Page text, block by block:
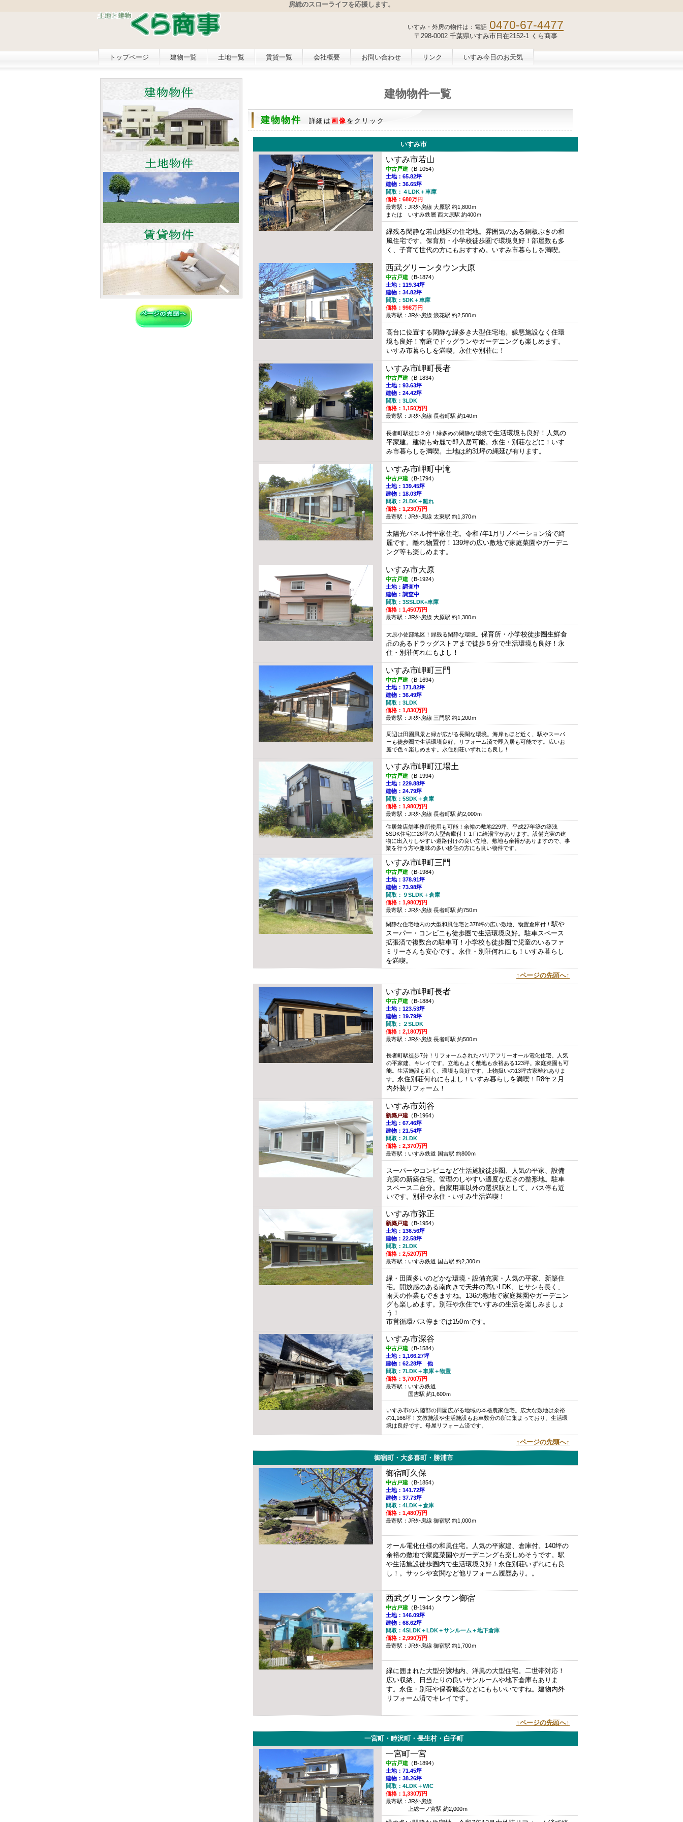
房総のスローライフを応援します。
いすみ・外房の物件は：電話 0470-67-4477
〒298-0002 千葉県いすみ市日在2152-1 くら商事
建物物件一覧
建物物件 詳細は画像をクリック
いすみ市
いすみ市若山
中古戸建 （B-1054）
土地：65.82坪
建物：36.65坪
間取：４LDK＋車庫
価格：680万円
最寄駅：JR外房線 大原駅 約1,800ｍ
または いすみ鉄層 西大原駅 約400ｍ
緑残る閑静な若山地区の住宅地。雰囲気のある銅板ぶきの和
風住宅です。保育所・小学校徒歩圏で環境良好！部屋数も多
く、子育て世代の方にもおすすめ。いすみ市暮らしを満喫。
西武グリーンタウン大原
中古戸建 （B-1874）
土地：119.34坪
建物：34.82坪
間取：5DK＋車庫
価格：998万円
最寄駅：JR外房線 浪花駅 約2,500ｍ
高台に位置する閑静な緑多き大型住宅地。嫌悪施設なく住環
境も良好！南庭でドッグランやガーデニングも楽しめます。
いすみ市暮らしを満喫。永住や別荘に！
いすみ市岬町長者
中古戸建 （B-1834）
土地：93.63坪
建物：24.42坪
間取：3LDK
価格：1,150万円
最寄駅：JR外房線 長者町駅 約140ｍ
長者町駅徒歩２分！緑多めの閑静な環境で生活環境も良好！人気の
平家建。建物も奇麗で即入居可能。永住・別荘などに！いす
み市暮らしを満喫。土地は約31坪の縄延び有ります。
いすみ市岬町中滝
中古戸建 （B-1794）
土地：139.45坪
建物：18.03坪
間取：2LDK＋離れ
価格：1,230万円
最寄駅：JR外房線 太東駅 約1,370ｍ
太陽光パネル付平家住宅。令和7年1月リノベーション済で綺
麗です。離れ物置付！139坪の広い敷地で家庭菜園やガーデニ
ング等も楽しめます。
いすみ市大原
中古戸建 （B-1924）
土地：調査中
建物：調査中
間取：3SSLDK+車庫
価格：1,450万円
最寄駅：JR外房線 大原駅 約1,300ｍ
大原小佐部地区！緑残る閑静な環境。保育所・小学校徒歩圏生鮮食
品のあるドラッグストアまで徒歩５分で生活環境も良好！永
住・別荘何れにもよし！
いすみ市岬町三門
中古戸建 （B-1694）
土地：171.82坪
建物：36.49坪
間取：3LDK
価格：1,830万円
最寄駅：JR外房線 三門駅 約1,200ｍ
周辺は田園風景と緑が広がる長閑な環境 。海岸もほど近く、駅やスーパ
ーも徒歩圏で生活環境良好。リフォーム済で即入居も可能です。広いお
庭で色々楽しめます。永住別荘いずれにも良し！
いすみ市岬町江場土
中古戸建 （B-1994）
土地：229.88坪
建物：24.79坪
間取：5SDK＋倉庫
価格：1,980万円
最寄駅：JR外房線 長者町駅 約2,000ｍ
住居兼店舗事務所使用も可能！余裕の敷地229坪、平成27年築の築浅
5SDK住宅に26坪の大型倉庫付！１Fに給湯室があります。設備充実の建
物に出入りしやすい道路付けの良い立地、敷地も余裕がありますので、事
業を行う方や趣味の多い移住の方にも良い物件です。
いすみ市岬町三門
中古戸建 （B-1984）
土地：378.91坪
建物：73.98坪
間取：９SLDK＋倉庫
価格：1,980万円
最寄駅：JR外房線 長者町駅 約750ｍ
閑静な住宅地内の大型和風住宅と378坪の広い敷地、物置倉庫付！ 駅や
スーパー・コンビニも徒歩圏で生活環境良好。駐車スペース
拡張済で複数台の駐車可！小学校も徒歩圏で児童のいるファ
ミリーさんも安心です。永住・別荘何れにも！いすみ暮らし
を満喫。
↑ページの先頭へ↑
いすみ市岬町長者
中古戸建 （B-1884）
土地：123.53坪
建物：19.79坪
間取：２SLDK
価格：2,180万円
最寄駅：JR外房線 長者町駅 約500ｍ
長者町駅徒歩7分！リフォームされたバリアフリーオール電化住宅。人気
の平家建、キレイです。立地もよく敷地も余裕ある123坪。家庭菜園も可
能。生活施設も近く、環境も良好です。上物扱いの13坪古家離れありま
す。永住別荘何れにもよし！いすみ暮らしを満喫！R8年２月
内外装リフォーム！
いすみ市苅谷
新築戸建 （B-1964）
土地：67.46坪
建物：21.54坪
間取：2LDK
価格：2,370万円
最寄駅：いすみ鉄道 国吉駅 約800ｍ
スーパーやコンビニなど生活施設徒歩圏、人気の平家、設備
充実の新築住宅。管理のしやすい適度な広さの整形地。駐車
スペース二台分。自家用車以外の選択肢として、バス停も近
いです。別荘や永住・いすみ生活満喫！
いすみ市弥正
新築戸建 （B-1954）
土地：136.56坪
建物：22.58坪
間取：2LDK
価格：2,520万円
最寄駅：いすみ鉄道 国吉駅 約2,300ｍ
緑・田園多いのどかな環境・設備充実・人気の平家、新築住
宅。開放感のある南向きで天井の高いLDK、ヒサシも長く、
雨天の作業もできますね。136の敷地で家庭菜園やガーデニン
グも楽しめます。別荘や永住でいすみの生活を楽しみましょ
う！
市営循環バス停までは150ｍです。
いすみ市深谷
中古戸建 （B-1584）
土地：1,166.27坪
建物：62.28坪 他
間取：7LDK＋車庫＋物置
価格：3,700万円
最寄駅：いすみ鉄道
国吉駅 約1,600ｍ
いすみ市の内陸部の田園広がる地域の本格農家住宅。広大な敷地は余裕
の1,166坪！文教施設や生活施設もお車数分の所に集まっており、生活環
境は良好です。母屋リフォーム済です。
↑ページの先頭へ↑
御宿町・大多喜町・勝浦市
御宿町久保
中古戸建 （B-1854）
土地：141.72坪
建物：37.73坪
間取：4LDK＋倉庫
価格：1,480万円
最寄駅：JR外房線 御宿駅 約1,000ｍ
オール電化仕様の和風住宅。人気の平家建、倉庫付。140坪の
余裕の敷地で家庭菜園やガーデニングも楽しめそうです。駅
や生活施設徒歩圏内で生活環境良好！永住別荘いずれにも良
し！。サッシや玄関など他リフォーム履歴あり。
。
西武グリーンタウン御宿
中古戸建 （B-1944）
土地：146.09坪
建物：68.62坪
間取：4SLDK＋LDK＋サンルーム＋地下倉庫
価格：2,990万円
最寄駅：JR外房線 御宿駅 約1,700ｍ
緑に囲まれた大型分譲地内、洋風の大型住宅。二世帯対応！
広い収納、日当たりの良いサンルームや地下倉庫もありま
す。永住・別荘や保養施設などにももいいですね。建物内外
リフォーム済でキレイです。
↑ページの先頭へ↑
一宮町・睦沢町・長生村・白子町
一宮町一宮
中古戸建 （B-1894）
土地：71.45坪
建物：38.26坪
間取：4LDK＋WIC
価格：1,330万円
最寄駅：JR外房線
上総一ノ宮駅 約2,000ｍ
トップページ 建物一覧 土地一覧 賃貸一覧 会社概要 お問い合わせ リンク いすみ今日のお天気